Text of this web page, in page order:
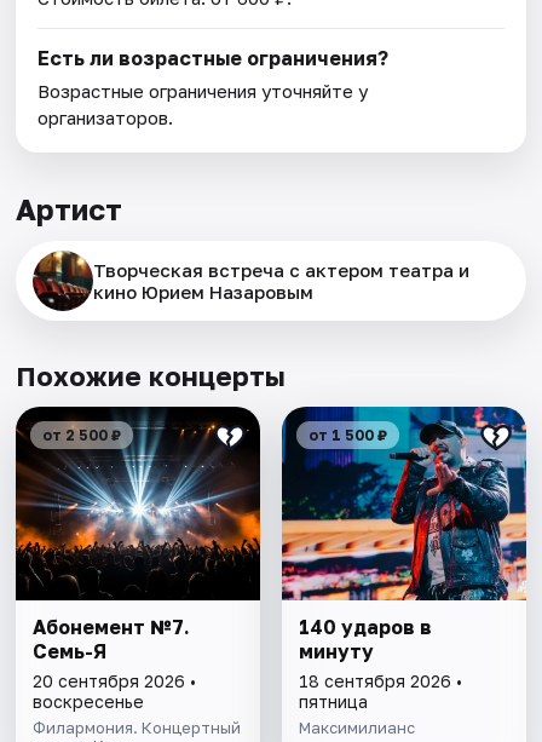
Есть ли возрастные ограничения?
Возрастные ограничения уточняйте у
организаторов.
Артист
Творческая встреча с актером театра и
кино Юрием Назаровым
Похожие концерты
от 2 500 ₽
Абонемент №7.
Семь-Я
20 сентября 2026 •
воскресенье
Филармония. Концертный
от 1 500 ₽
140 ударов в
минуту
18 сентября 2026 •
пятница
Максимилианс